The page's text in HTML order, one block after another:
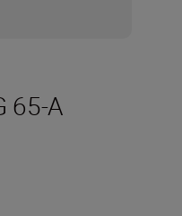
65-A